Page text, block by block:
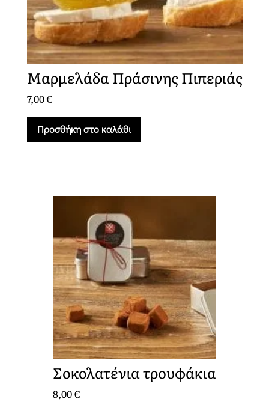
Μαρμελάδα Πράσινης Πιπεριάς
7,00€
Προσθήκη στο καλάθι
Σοκολατένια τρουφάκια
8,00€